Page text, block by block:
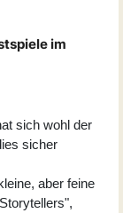
im
sich wohl der
sicher
aber feine